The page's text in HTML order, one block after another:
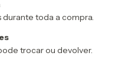
durante toda a compra.
trocar ou devolver.